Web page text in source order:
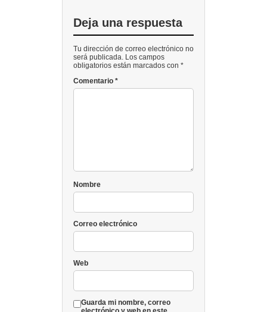
Deja una respuesta
Tu dirección de correo electrónico no
será publicada. Los campos
obligatorios están marcados con *
Comentario *
Nombre
Correo electrónico
Web
Guarda mi nombre, correo